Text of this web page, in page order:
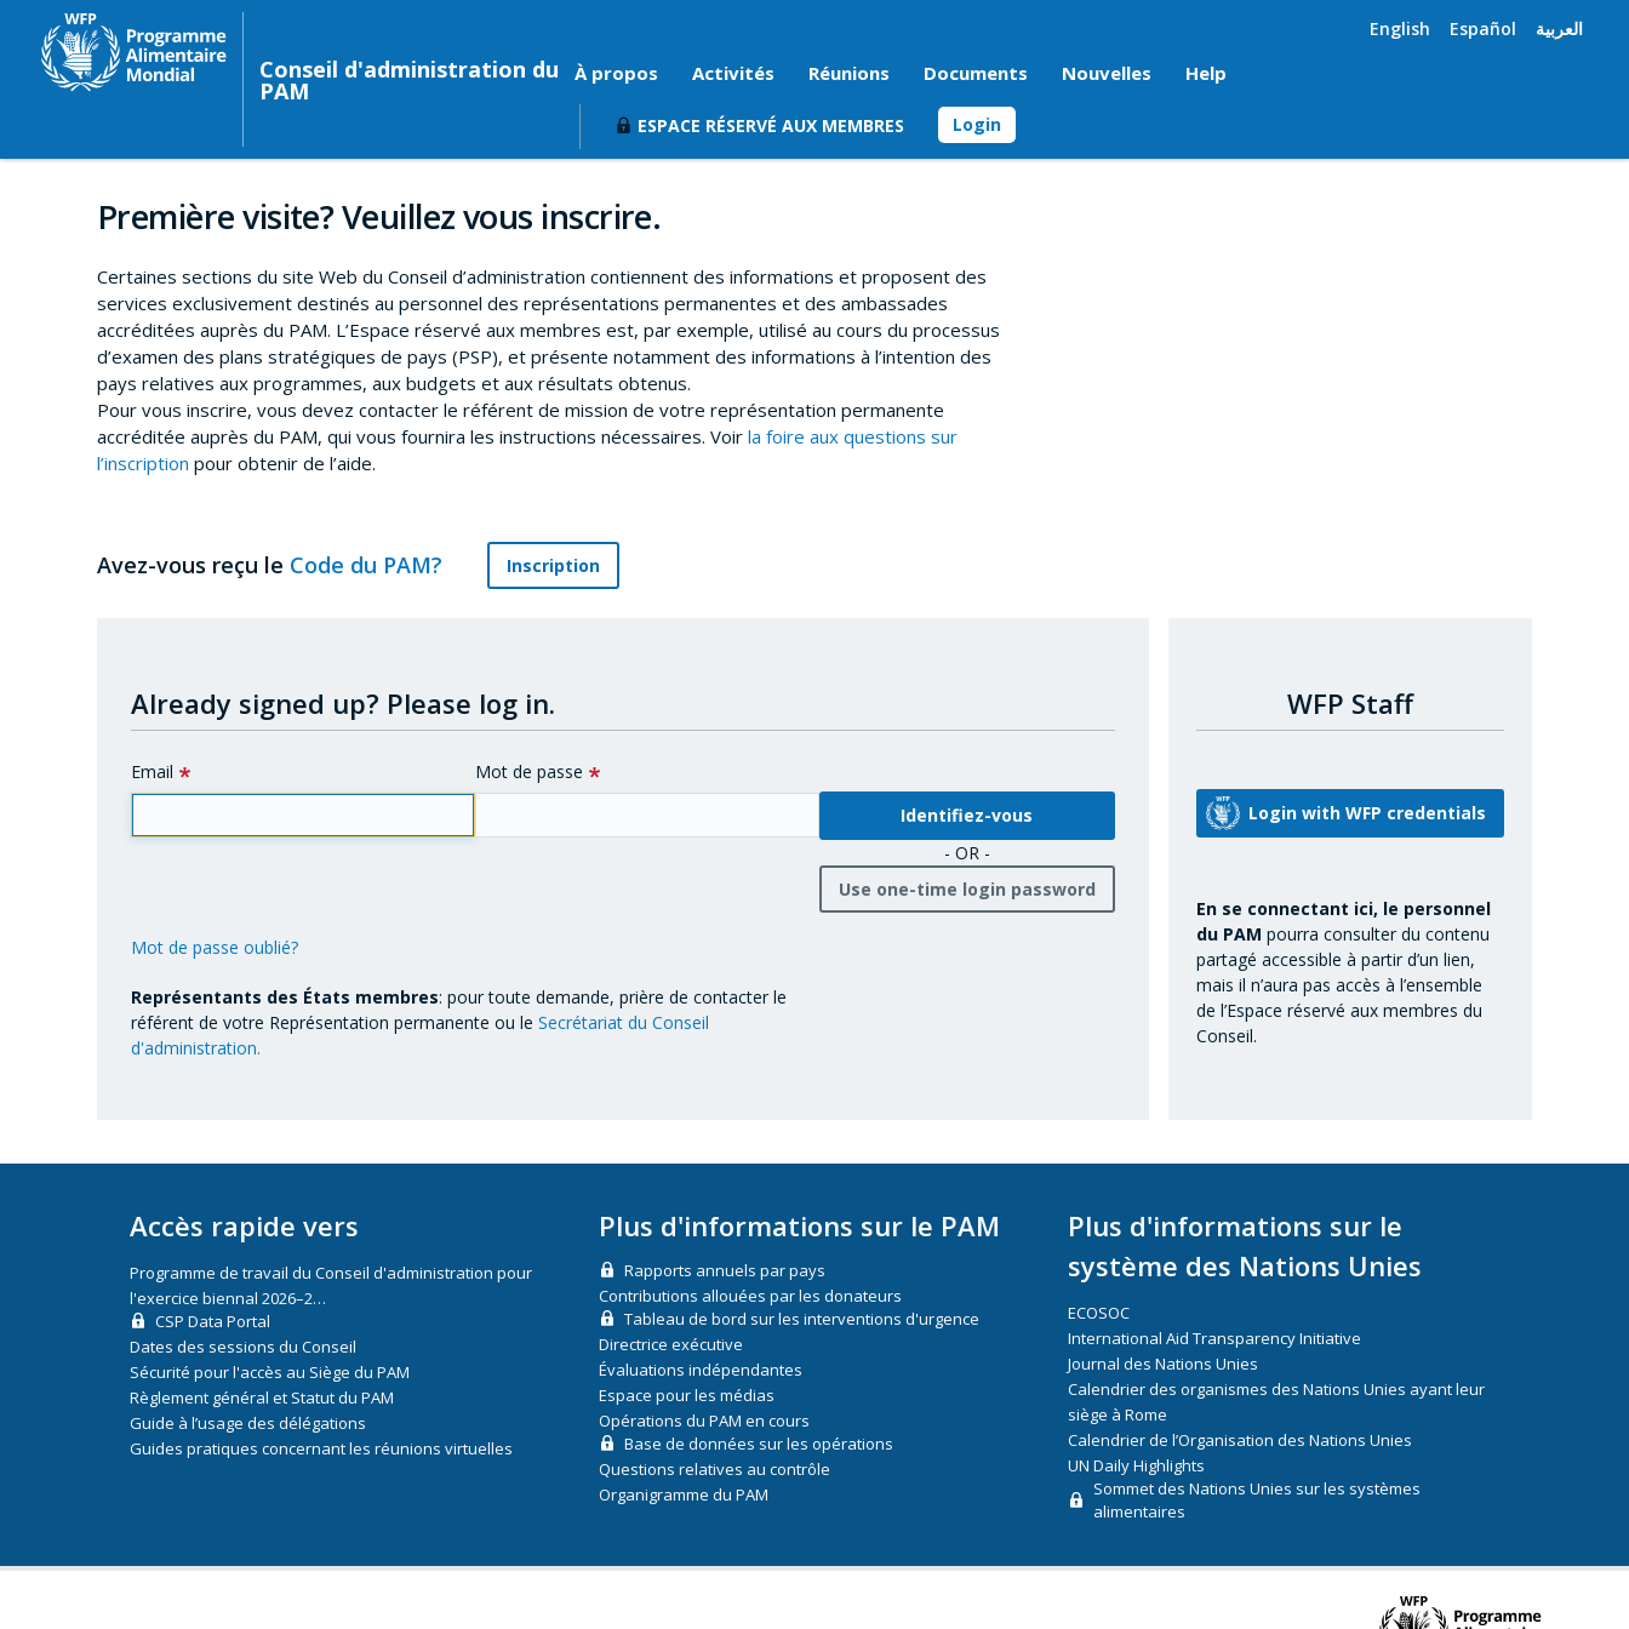
Conseil d'administration du
PAM
English Español العربية
À propos Activités Réunions Documents Nouvelles Help
ESPACE RÉSERVÉ AUX MEMBRES Login
Première visite? Veuillez vous inscrire.
Certaines sections du site Web du Conseil d’administration contiennent des informations et proposent des
services exclusivement destinés au personnel des représentations permanentes et des ambassades
accréditées auprès du PAM. L’Espace réservé aux membres est, par exemple, utilisé au cours du processus
d’examen des plans stratégiques de pays (PSP), et présente notamment des informations à l’intention des
pays relatives aux programmes, aux budgets et aux résultats obtenus.
Pour vous inscrire, vous devez contacter le référent de mission de votre représentation permanente
accréditée auprès du PAM, qui vous fournira les instructions nécessaires. Voir la foire aux questions sur
l’inscription pour obtenir de l’aide.
Avez-vous reçu le Code du PAM? Inscription
WFP Staff
En se connectant ici, le personnel
du PAM pourra consulter du contenu
partagé accessible à partir d’un lien,
mais il n’aura pas accès à l’ensemble
de l’Espace réservé aux membres du
Conseil.
Already signed up? Please log in.
Email Mot de passe
- OR -
Use one-time login password
Mot de passe oublié?
Représentants des États membres: pour toute demande, prière de contacter le
référent de votre Représentation permanente ou le Secrétariat du Conseil
d'administration.
Accès rapide vers
Programme de travail du Conseil d'administration pour
l'exercice biennal 2026–2…
CSP Data Portal
Dates des sessions du Conseil
Sécurité pour l'accès au Siège du PAM
Règlement général et Statut du PAM
Guide à l’usage des délégations
Guides pratiques concernant les réunions virtuelles
Plus d'informations sur le PAM
Rapports annuels par pays
Contributions allouées par les donateurs
Tableau de bord sur les interventions d'urgence
Directrice exécutive
Évaluations indépendantes
Espace pour les médias
Opérations du PAM en cours
Base de données sur les opérations
Questions relatives au contrôle
Organigramme du PAM
Plus d'informations sur le
système des Nations Unies
ECOSOC
International Aid Transparency Initiative
Journal des Nations Unies
Calendrier des organismes des Nations Unies ayant leur
siège à Rome
Calendrier de l’Organisation des Nations Unies
UN Daily Highlights
Sommet des Nations Unies sur les systèmes
alimentaires